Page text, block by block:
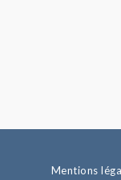
Mentions